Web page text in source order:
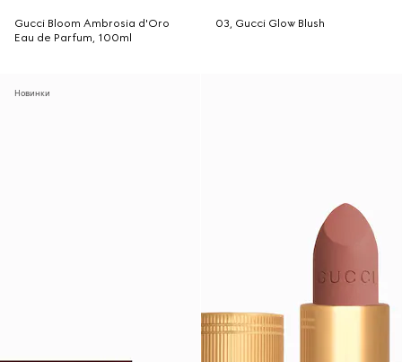
Gucci Bloom Ambrosia d'Oro
Eau de Parfum, 100ml
03, Gucci Glow Blush
Новинки